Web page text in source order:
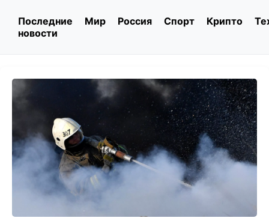
Последние
новости
Мир Россия Спорт Крипто